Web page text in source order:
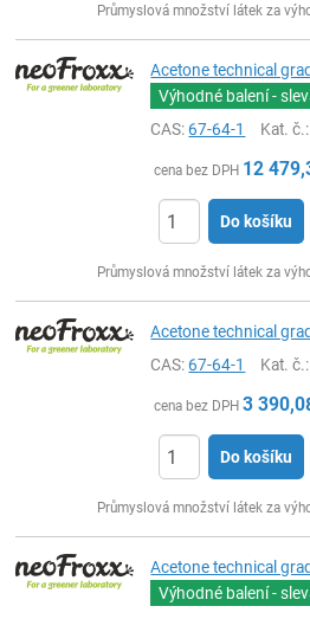
Průmyslová množství látek za
Acetone technical
Výhodné balení -
CAS:67-64-1 Kat. č.
cena bez DPH 12
Do košíku
Průmyslová množství látek za
Acetone technical
CAS:67-64-1 Kat. č.
cena bez DPH 3
Do košíku
Průmyslová množství látek za
Acetone technical
Výhodné balení -